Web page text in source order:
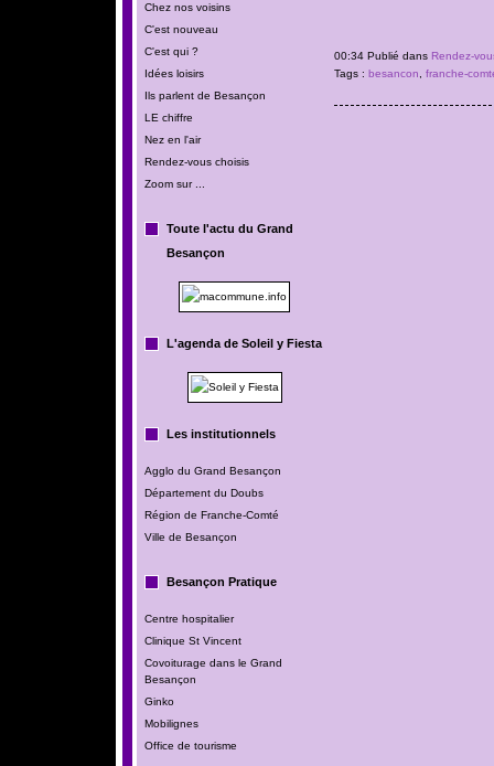
Chez nos voisins
C'est nouveau
C'est qui ?
Idées loisirs
Ils parlent de Besançon
LE chiffre
Nez en l'air
Rendez-vous choisis
Zoom sur ...
Toute l'actu du Grand
Besançon
L'agenda de Soleil y Fiesta
Les institutionnels
Agglo du Grand Besançon
Département du Doubs
Région de Franche-Comté
Ville de Besançon
Besançon Pratique
Centre hospitalier
Clinique St Vincent
Covoiturage dans le Grand
Besançon
Ginko
Mobilignes
Office de tourisme
00:34 Publié dans Rendez-
Tags : besancon franche-